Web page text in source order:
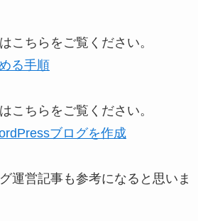
こちらをご覧ください。
る手順
こちらをご覧ください。
ブログを作成
運営記事も参考になると思いま